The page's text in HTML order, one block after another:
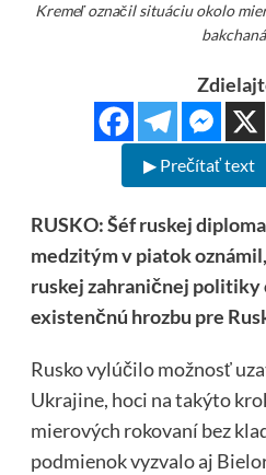
Kremeľ označil situáciu okolo
▶ Prečítať text
RUSKO: Šéf ruskej
medzitým v piatok
ruskej zahraničnej politiky
existenčnú hrozbu pre
Rusko vylúčilo možnosť
Ukrajine, hoci na takýto
mierových rokovaní bez
podmienok vyzvalo aj